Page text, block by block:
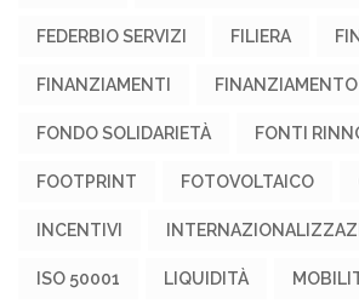
FEDERBIO SERVIZI FILIERA
FINANZIAMENTI FINANZIAMENTO
FONDO SOLIDARIETÀ FONTI
FOOTPRINT FOTOVOLTAICO
INCENTIVI
ISO 50001 LIQUIDITÀ